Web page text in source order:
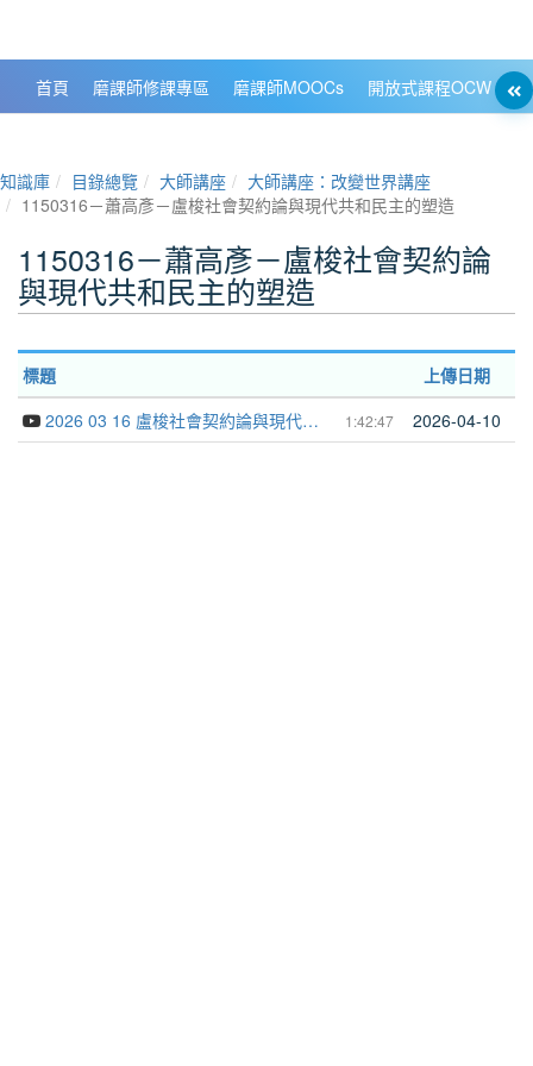
首頁 磨課師修課專區 磨課師MOOCs 開放式課程OCW
知識庫 目錄總覽 大師講座
大師講座：改變世界講座
1150316－蕭高彥－盧梭社會契約論與現代共和民主的塑造
1150316－蕭高彥－盧梭社會契約論
與現代共和民主的塑造
標題 上傳日期
1:42:47
2026 03 16 盧梭社會契約論與現代共和民主的塑造 蕭高彥 001 2026-04-10